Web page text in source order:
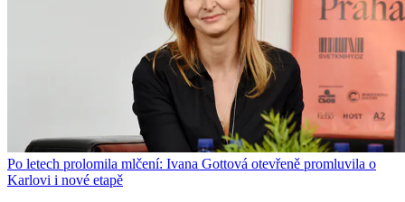
Po letech prolomila mlčení: Ivana Gottová otevřeně promluvila o
Karlovi i nové etapě